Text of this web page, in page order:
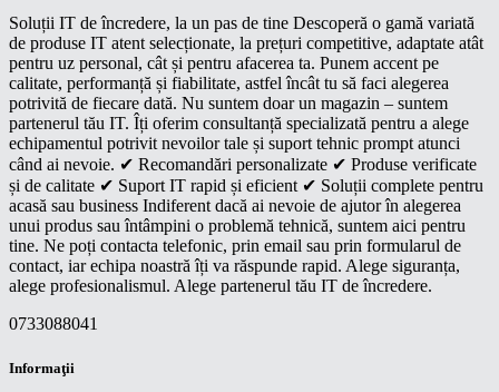
Soluții IT de încredere, la un pas de tine Descoperă o gamă variată
de produse IT atent selecționate, la prețuri competitive, adaptate atât
pentru uz personal, cât și pentru afacerea ta. Punem accent pe
calitate, performanță și fiabilitate, astfel încât tu să faci alegerea
potrivită de fiecare dată. Nu suntem doar un magazin – suntem
partenerul tău IT. Îți oferim consultanță specializată pentru a alege
echipamentul potrivit nevoilor tale și suport tehnic prompt atunci
când ai nevoie. ✔ Recomandări personalizate ✔ Produse verificate
și de calitate ✔ Suport IT rapid și eficient ✔ Soluții complete pentru
acasă sau business Indiferent dacă ai nevoie de ajutor în alegerea
unui produs sau întâmpini o problemă tehnică, suntem aici pentru
tine. Ne poți contacta telefonic, prin email sau prin formularul de
contact, iar echipa noastră îți va răspunde rapid. Alege siguranța,
alege profesionalismul. Alege partenerul tău IT de încredere.
0733088041
Informaţii